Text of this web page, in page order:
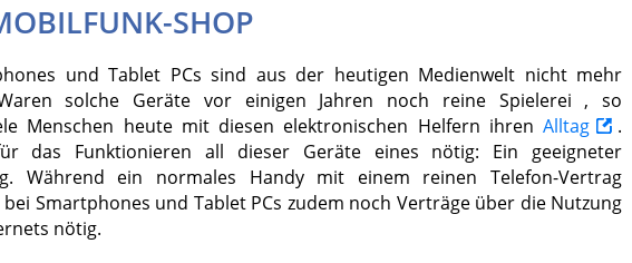
SHOP
und Tablet PCs sind aus der heutigen Medienwelt nicht mehr
solche Geräte vor einigen Jahren noch reine Spielerei , so
Menschen heute mit diesen elektronischen Helfern ihren Alltag
.
das Funktionieren all dieser Geräte eines nötig: Ein geeigneter
Während ein normales Handy mit einem reinen Telefon-Vertrag
Smartphones und Tablet PCs zudem noch Verträge über die Nutzung
nötig.